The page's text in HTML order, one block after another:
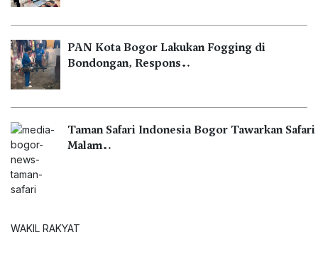
PAN Kota Bogor Lakukan Fogging di
Bondongan, Respons…
Taman Safari Indonesia Bogor Tawarkan Safari
Malam…
WAKIL RAKYAT